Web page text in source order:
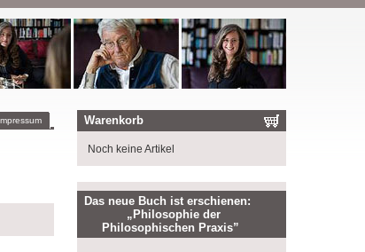
Warenkorb
Noch keine Artikel
Das neue Buch ist erschienen:
„Philosophie der
Philosophischen Praxis”